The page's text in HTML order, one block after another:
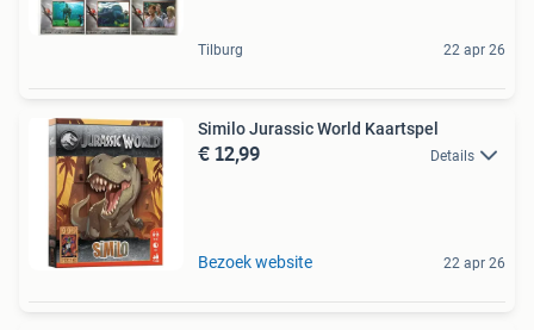
Tilburg 22 apr 26
Similo Jurassic World Kaartspel
€ 12,99 Details
Bezoek website 22 apr 26